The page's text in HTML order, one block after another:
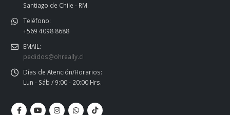
Santiago de Chile - RM.
Teléfono:
+569 4098 8688
EMAIL:
pedidos@ohreally.cl
Días de Atención/Horarios:
Lun - Sáb / 9:00 - 20:00 Hrs.